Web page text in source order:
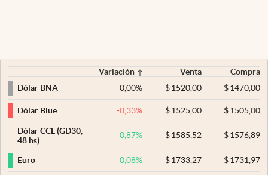
Variación Venta
Compra
Dólar BNA
0,00% $ 1520,00 $1470,00
Dólar Blue -0,33% $ 1525,00 $1505,00
Dólar CCL (GD30,
48 hs)
0,87% $ 1585,52 $1576,89
Euro 0,08% $ 1733,27 $1731,97